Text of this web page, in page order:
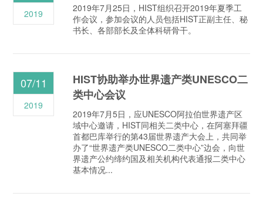
2019年7月25日，HIST组织召开2019年夏季工
作会议，参加会议的人员包括HIST正副主任、秘
书长、各部部长及全体科研骨干。
2019
HIST协助举办世界遗产类UNESCO二
类中心会议
2019年7月5日，应UNESCO阿拉伯世界遗产区
域中心邀请，HIST同相关二类中心，在阿塞拜疆
首都巴库举行的第43届世界遗产大会上，共同举
办了“世界遗产类UNESCO二类中心”边会，向世
界遗产公约缔约国及相关机构代表通报二类中心
基本情况...
07/11
2019